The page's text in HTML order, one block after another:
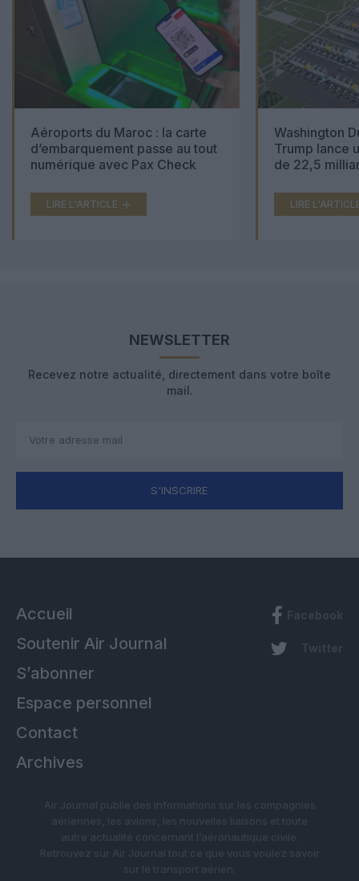
Aéroports du Maroc : la carte
d’embarquement passe au tout
numérique avec Pax Check
LIRE L'ARTICLE
Washington
Trump lance
de 22,5
LIRE
NEWSLETTER
Recevez notre actualité, directement dans votre boîte
mail.
S'INSCRIRE
Accueil
Soutenir Air Journal
S’abonner
Espace personnel
Contact
Archives